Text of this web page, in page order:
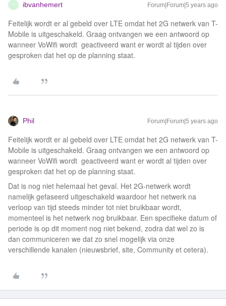
ibvanhemert Forum|Forum|5 years ago
Feitelijk wordt er al gebeld over LTE omdat het 2G netwerk van T-
Mobile is uitgeschakeld. Graag ontvangen we een antwoord op
wanneer VoWifi wordt geactiveerd want er wordt al tijden over
gesproken dat het op de planning staat.
Phil Forum|Forum|5 years ago
Feitelijk wordt er al gebeld over LTE omdat het 2G netwerk van T-
Mobile is uitgeschakeld. Graag ontvangen we een antwoord op
wanneer VoWifi wordt geactiveerd want er wordt al tijden over
gesproken dat het op de planning staat.
Dat is nog niet helemaal het geval. Het 2G-netwerk wordt
namelijk gefaseerd uitgeschakeld waardoor het netwerk na
verloop van tijd steeds minder tot niet bruikbaar wordt,
momenteel is het netwerk nog bruikbaar. Een specifieke datum of
periode is op dit moment nog niet bekend, zodra dat wel zo is
dan communiceren we dat zo snel mogelijk via onze
verschillende kanalen (nieuwsbrief, site, Community et cetera).